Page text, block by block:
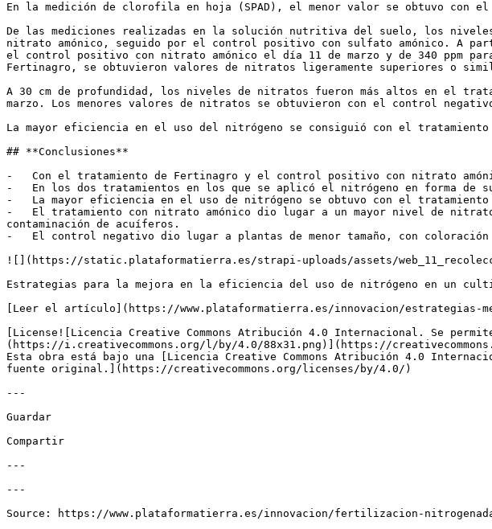
En la medición de clorofila en hoja (SPAD), el menor valor se obtuvo con
De las mediciones realizadas en la solución nutritiva del suelo, los
nitrato amónico, seguido por el control positivo con sulfato amónico. A
el control positivo con nitrato amónico el día 11 de marzo y de 340 ppm
Fertinagro, se obtuvieron valores de nitratos ligeramente superiores o
A 30 cm de profundidad, los niveles de nitratos fueron más altos en el
marzo. Los menores valores de nitratos se obtuvieron con el control
La mayor eficiencia en el uso del nitrógeno se consiguió con el
## **Conclusiones**
-   Con el tratamiento de Fertinagro y el control positivo con nitrato
-   En los dos tratamientos en los que se aplicó el nitrógeno en forma de
-   La mayor eficiencia en el uso de nitrógeno se obtuvo con el
-   El tratamiento con nitrato amónico dio lugar a un mayor nivel de
contaminación de acuíferos.
-   El control negativo dio lugar a plantas de menor tamaño, con coloración
![](https://static.plataformatierra.es/strapi-uploads/assets/
Estrategias para la mejora en la eficiencia del uso de nitrógeno en un
[Leer el artículo](https://www.plataformatierra.es/innovacion/estrategias-
[License![Licencia Creative Commons Atribución 4.0 Internacional. Se
(https://i.creativecommons.org/l/by/4.0/88x31.png)](https://
Esta obra está bajo una [Licencia Creative Commons Atribución 4.0
fuente original.](https://creativecommons.org/licenses/by/4.0/)
---
Guardar
Compartir
---
---